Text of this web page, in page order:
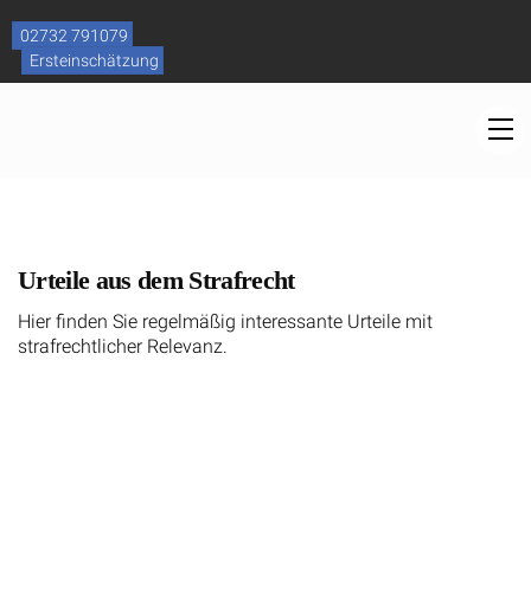
content
02732 791079
Ersteinschätzung
Urteile aus dem Strafrecht
Hier finden Sie regelmäßig interessante Urteile mit
strafrechtlicher Relevanz.